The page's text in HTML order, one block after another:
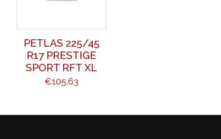
PETLAS 225/45
R17 PRESTIGE
SPORT RFT XL
€105,63